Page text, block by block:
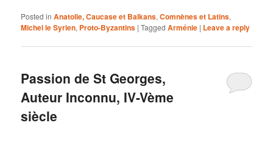
Posted in Anatolie, Caucase et Balkans,Comnènes et Latins,
Michel le Syrien, Proto-Byzantins |Tagged Arménie | Leave a reply
Passion de St Georges,
Auteur Inconnu, IV-Vème
siècle